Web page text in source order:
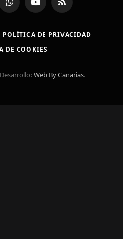
WhatsAppYouTubeRSS
POLÍTICA DE PRIVACIDAD
DE COOKIES
Web By Canarias.